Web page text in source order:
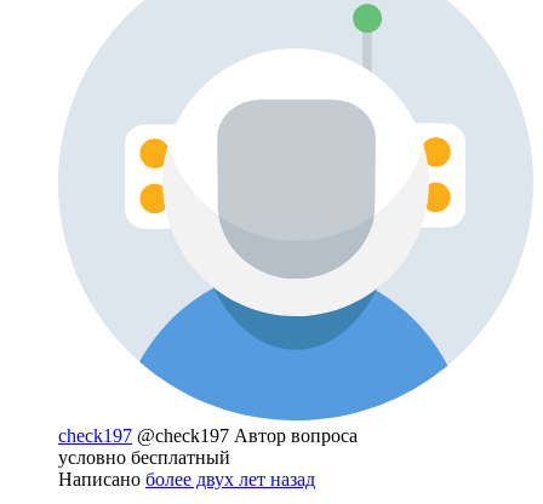
check197 @check197 Автор вопроса
условно бесплатный
Написано более двух лет назад